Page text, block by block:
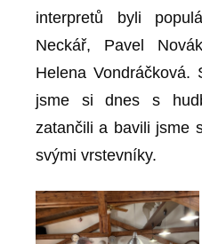
interpretů byli
Neckář, Pavel
Helena Vondráčková.
jsme si dnes s
zatančili a bavili jsme
svými vrstevníky.